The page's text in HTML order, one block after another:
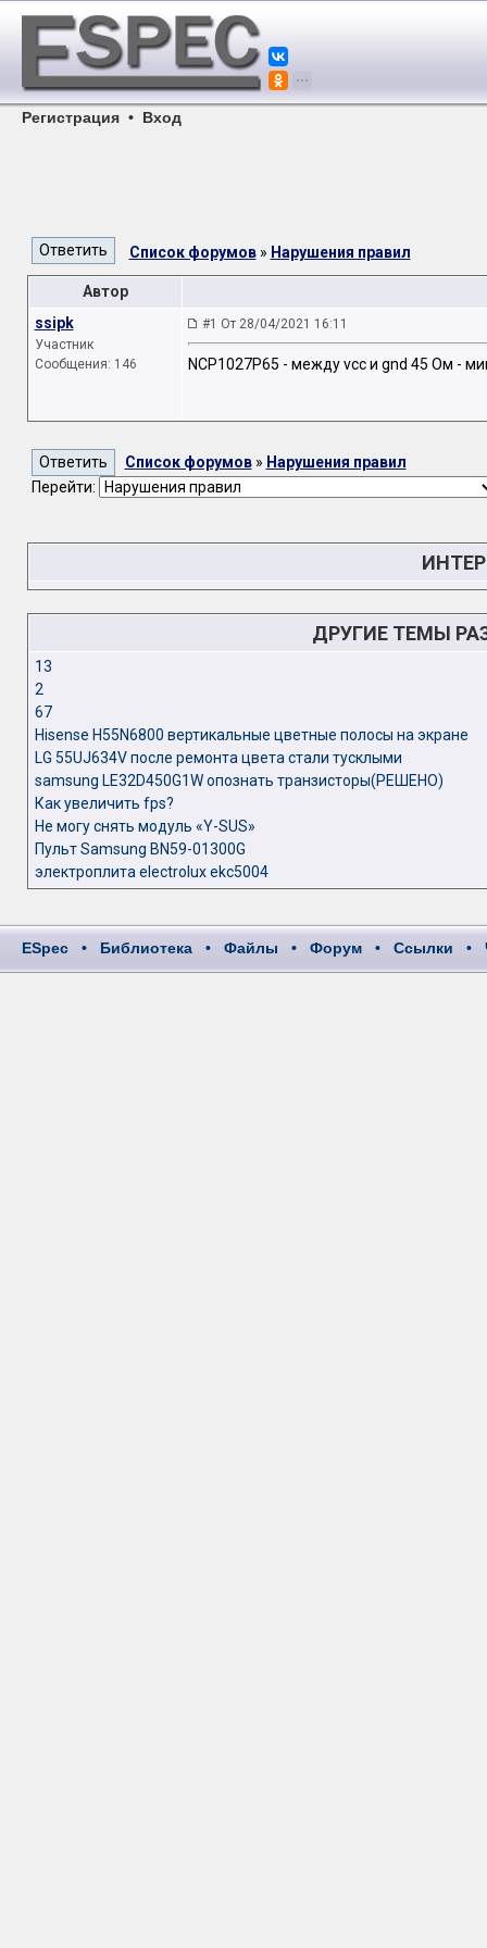
Регистрация • Вход
Список форумов» Нарушения правил
Автор
ssipk
Участник
Сообщения: 146
#1 От 28/04/2021 16:11
NCP1027P65 - между vcc и gnd 45 Ом -
Список форумов» Нарушения правил
Перейти:
ДРУГИЕ ТЕМЫ
13
2
67
Hisense H55N6800 вертикальные цветные полосы на экране
LG 55UJ634V после ремонта цвета стали тусклыми
samsung LE32D450G1W опознать транзисторы(РЕШЕНО)
Как увеличить fps?
Не могу снять модуль «Y-SUS»
Пульт Samsung BN59-01300G
электроплита electrolux ekc5004
ESpec • Библиотека • Файлы • Форум • Ссылки •